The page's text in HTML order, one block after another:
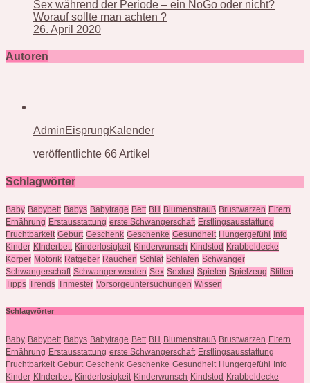
Sex während der Periode – ein NoGo oder nicht?
Worauf sollte man achten ?
26. April 2020
Autoren
AdminEisprungKalender
veröffentlichte 66 Artikel
Schlagwörter
Baby Babybett Babys Babytrage Bett BH Blumenstrauß Brustwarzen Eltern
Ernährung Erstausstattung erste Schwangerschaft Erstlingsausstattung
Fruchtbarkeit Geburt Geschenk Geschenke Gesundheit Hungergefühl
Info
Kinder KInderbett Kinderlosigkeit Kinderwunsch Kindstod Krabbeldecke
Körper Motorik Ratgeber Rauchen Schlaf Schlafen Schwanger
Schwangerschaft Schwanger werden Sex Sexlust Spielen Spielzeug Stillen
Tipps Trends Trimester Vorsorgeuntersuchungen Wissen
Schlagwörter
Baby Babybett Babys Babytrage Bett BH Blumenstrauß Brustwarzen Eltern
Ernährung Erstausstattung erste Schwangerschaft Erstlingsausstattung
Fruchtbarkeit Geburt Geschenk Geschenke Gesundheit Hungergefühl Info
Kinder KInderbett Kinderlosigkeit Kinderwunsch Kindstod Krabbeldecke